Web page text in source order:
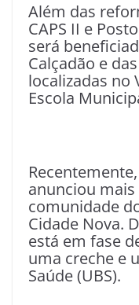
Além das
CAPS II e
será
Calçadão e
localizadas no
Escola
anunciou
comunidade
Cidade Nova.
está em fase
uma creche e
Saúde (UBS).